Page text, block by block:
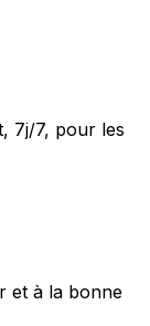
7j/7, pour les
et à la bonne